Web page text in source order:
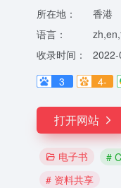
所在地：
香港
语言：
收录时间：
3
4-
打开网站
电子书 #
# 资料共享